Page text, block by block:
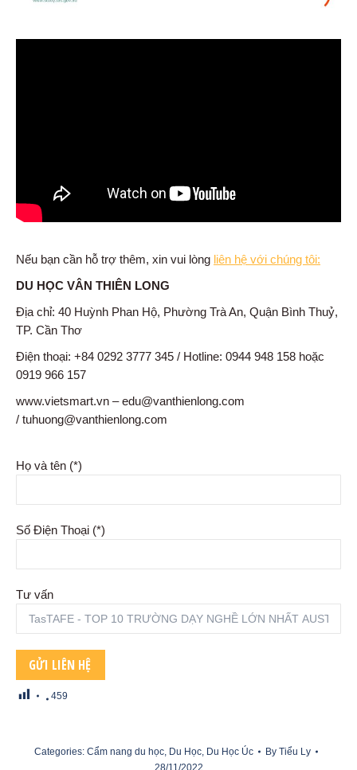
Nếu bạn cần hỗ trợ thêm, xin vui lòng liên hệ với chúng tôi:
DU HỌC VÂN THIÊN LONG
Địa chỉ: 40 Huỳnh Phan Hộ, Phường Trà An, Quận Bình Thuỷ,
TP. Cần Thơ
Điện thoại: +84 0292 3777 345 / Hotline: 0944 948 158 hoặc
0919 966 157
www.vietsmart.vn – edu@vanthienlong.com
/ tuhuong@vanthienlong.com
Họ và tên (*)
Số Điện Thoại (*)
Tư vấn
459
Categories: Cẩm nang du học, Du Học, Du Học Úc By Tiểu Ly